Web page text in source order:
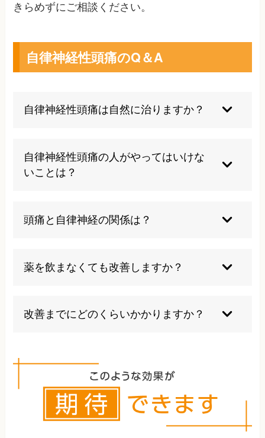
きらめずにご相談ください。
自律神経性頭痛のQ＆A
自律神経性頭痛は自然に治りますか？
理により軽減することはありますが、根本的な自
然治癒は困難です。自律神経の乱れは現代社会の
能性は大きく高まります。
自律神経性頭痛の人がやってはいけな
いことは？
は症状を悪化させます。また、長時間の同一姿勢
頭痛を引き起こす危険があるため注意が必要で
す。
頭痛と自律神経の関係は？
おり、そのバランスが崩れると頭部の血管に異常
が生じ頭痛を引き起こします。また、筋肉の緊張
り首肩の緊張から頭痛が発生することもありま
す。
薬を飲まなくても改善しますか？
アプローチです。多くの患者様が薬の使用量を減
らし、最終的には薬を手放すことに成功されてい
改善までにどのくらいかかりますか？
くの場合3～6ヶ月程度で大幅な改善が期待できま
す。軽度の場合は数回の施術で効果を実感される
方もいらっしゃいます。継続的な治療により根本
改善を目指します。